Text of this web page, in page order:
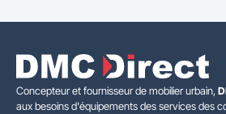
Concepteur et fournisseur de mobilier urbain,
aux besoins d'équipements des services des